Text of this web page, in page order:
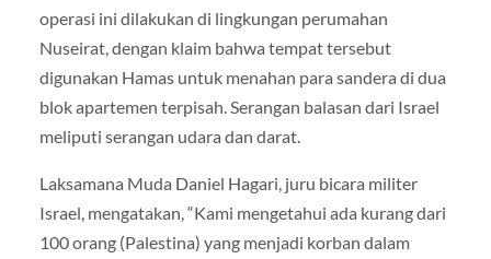
operasi ini dilakukan di lingkungan perumahan
Nuseirat, dengan klaim bahwa tempat tersebut
digunakan Hamas untuk menahan para sandera di dua
blok apartemen terpisah. Serangan balasan dari Israel
meliputi serangan udara dan darat.
Laksamana Muda Daniel Hagari, juru bicara militer
Israel, mengatakan, “Kami mengetahui ada kurang dari
100 orang (Palestina) yang menjadi korban dalam